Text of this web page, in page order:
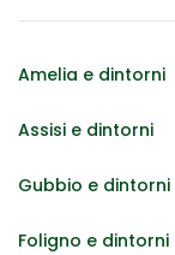
Amelia e dintorni
Assisi e dintorni
Gubbio e dintorni
Foligno e dintorni